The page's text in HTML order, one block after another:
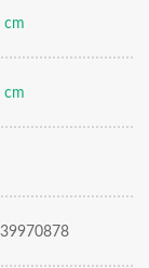
cm
cm